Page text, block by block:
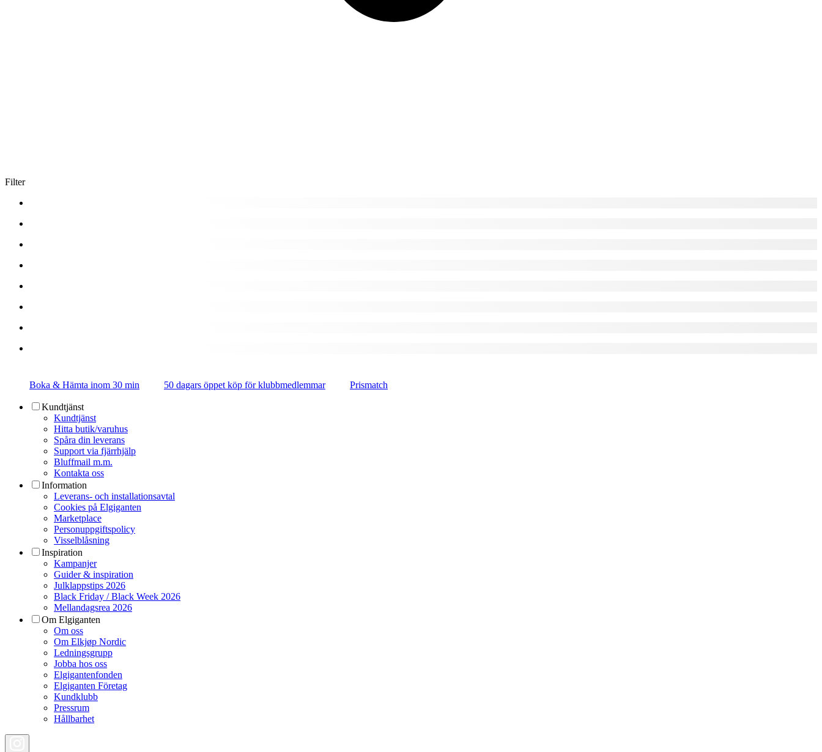
Filter
Boka & Hämta inom 30 min 50 dagars öppet köp för klubbmedlemmar Prismatch
Kundtjänst
Kundtjänst
Hitta butik/varuhus
Spåra din leverans
Support via fjärrhjälp
Bluffmail m.m.
Kontakta oss
Information
Leverans- och installationsavtal
Cookies på Elgiganten
Marketplace
Personuppgiftspolicy
Visselblåsning
Inspiration
Kampanjer
Guider & inspiration
Julklappstips 2026
Black Friday / Black Week 2026
Mellandagsrea 2026
Om Elgiganten
Om oss
Om Elkjøp Nordic
Ledningsgrupp
Jobba hos oss
Elgigantenfonden
Elgiganten Företag
Kundklubb
Pressrum
Hållbarhet